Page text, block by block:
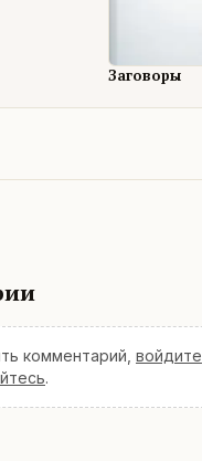
Заговоры
комментарий, войдите
.